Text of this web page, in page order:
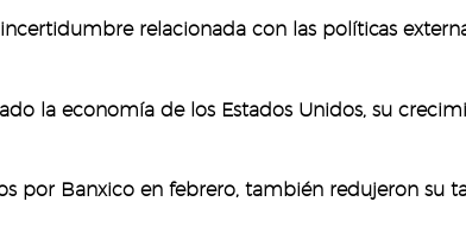
relacionada con las políticas
la economía de los Estados Unidos, su
por Banxico en febrero, también redujeron